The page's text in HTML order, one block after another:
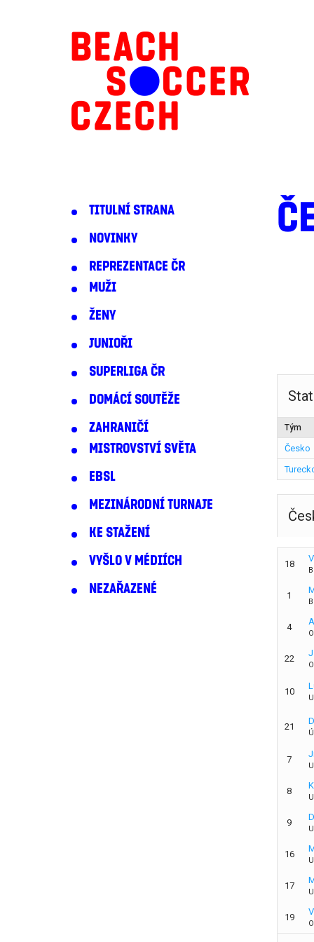
TITULNÍ STRANA
NOVINKY
REPREZENTACE ČR
MUŽI
ŽENY
JUNIOŘI
SUPERLIGA ČR
DOMÁCÍ SOUTĚŽE
ZAHRANIČÍ
MISTROVSTVÍ SVĚTA
EBSL
MEZINÁRODNÍ TURNAJE
KE STAŽENÍ
VYŠLO V MÉDIÍCH
NEZAŘAZENÉ
Tým
Česko
18
1
4
22
10
21
7
8
9
16
17
19